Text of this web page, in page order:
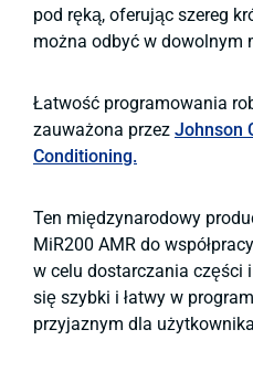
pod ręką, oferując szereg
można odbyć w dowolnym
Łatwość programowania
zauważona przez Johnson
Conditioning.
Ten międzynarodowy
MiR200 AMR do
w celu dostarczania części
się szybki i łatwy w
przyjaznym dla